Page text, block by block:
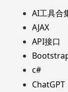
AI工具合
AJAX
API接口
c#
ChatGPT